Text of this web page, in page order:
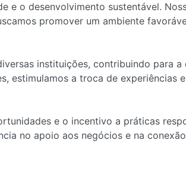
e o desenvolvimento sustentável.
promover um ambiente
instituições, contribuindo para a
estimulamos a troca de experiências
e o incentivo a práticas
no apoio aos negócios e na